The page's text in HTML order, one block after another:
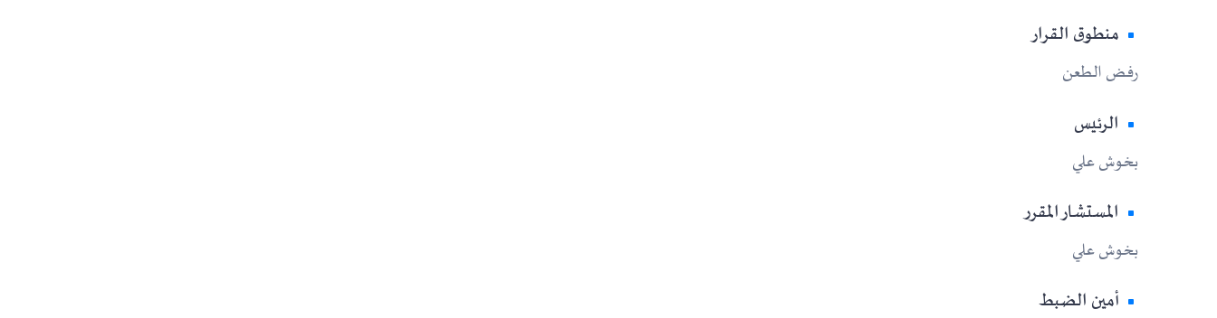
منطوق القرار
رفض الطعن
الرئيس
بخوش علي
المستشار المقرر
بخوش علي
أمين الضبط